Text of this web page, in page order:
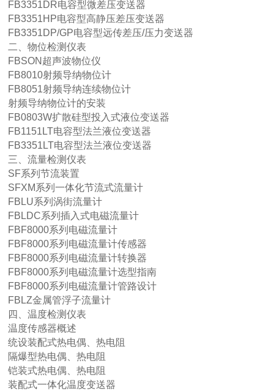
FB3351DR电容型微差压变送器
FB3351HP电容型高静压差压变送器
FB3351DP/GP电容型远传差压/压力变送器
二、物位检测仪表
FBSON超声波物位仪
FB8010射频导纳物位计
FB8051射频导纳连续物位计
射频导纳物位计的安装
FB0803W扩散硅型投入式液位变送器
FB1151LT电容型法兰液位变送器
FB3351LT电容型法兰液位变送器
三、流量检测仪表
SF系列节流装置
SFXM系列一体化节流式流量计
FBLU系列涡街流量计
FBLDC系列插入式电磁流量计
FBF8000系列电磁流量计
FBF8000系列电磁流量计传感器
FBF8000系列电磁流量计转换器
FBF8000系列电磁流量计选型指南
FBF8000系列电磁流量计管路设计
FBLZ金属管浮子流量计
四、温度检测仪表
温度传感器概述
统设装配式热电偶、热电阻
隔爆型热电偶、热电阻
铠装式热电偶、热电阻
装配式一体化温度变送器